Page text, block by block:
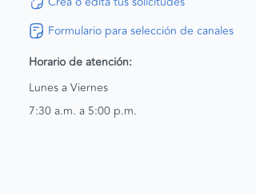
Formulario para selección de canales
Horario de atención:
Lunes a Viernes
7:30 a.m. a 5:00 p.m.